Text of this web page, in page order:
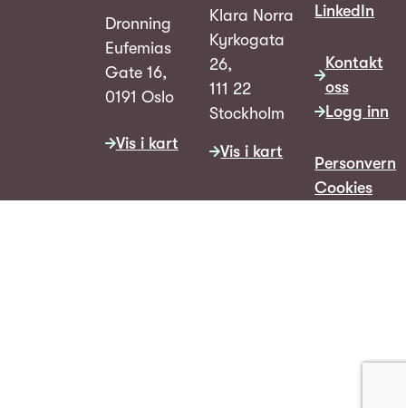
Dronning
Eufemias
Gate 16,
0191 Oslo
Vis i kart
Klara Norra
Kyrkogata
26,
111 22
Stockholm
Vis i kart
LinkedIn
Kontakt
oss
Logg inn
Personvern
Cookies